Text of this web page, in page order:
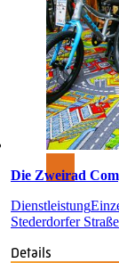
Die Zweirad
Dienstleistung
Stederdorfer
Details